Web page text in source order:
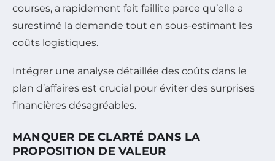
courses, a rapidement fait faillite parce qu’elle a
surestimé la demande tout en sous-estimant les
coûts logistiques.
Intégrer une analyse détaillée des coûts dans le
plan d’affaires est crucial pour éviter des surprises
financières désagréables.
MANQUER DE CLARTÉ DANS LA
PROPOSITION DE VALEUR